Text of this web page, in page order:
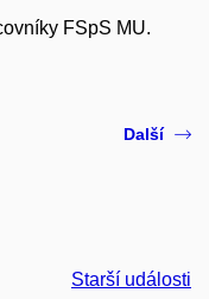
FSpS MU.
Další
Starší události